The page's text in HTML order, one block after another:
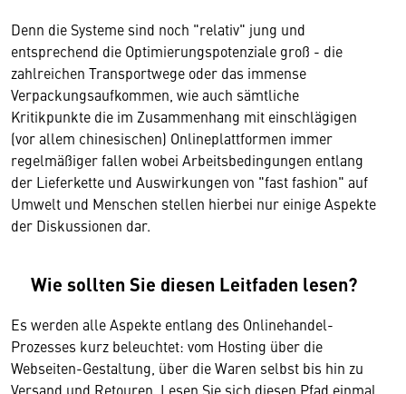
Denn die Systeme sind noch "relativ" jung und
entsprechend die Optimierungspotenziale groß - die
zahlreichen Transportwege oder das immense
Verpackungsaufkommen, wie auch sämtliche
Kritikpunkte die im Zusammenhang mit einschlägigen
(vor allem chinesischen) Onlineplattformen immer
regelmäßiger fallen wobei Arbeitsbedingungen entlang
der Lieferkette und Auswirkungen von "fast fashion" auf
Umwelt und Menschen stellen hierbei nur einige Aspekte
der Diskussionen dar.
Wie sollten Sie diesen Leitfaden lesen?
Es werden alle Aspekte entlang des Onlinehandel-
Prozesses kurz beleuchtet: vom Hosting über die
Webseiten-Gestaltung, über die Waren selbst bis hin zu
Versand und Retouren. Lesen Sie sich diesen Pfad einmal